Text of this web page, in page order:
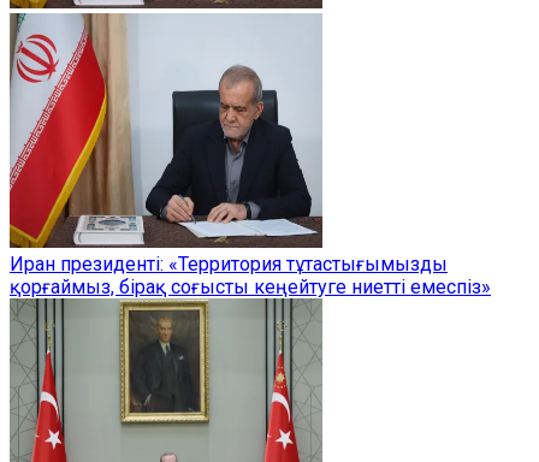
Иран президенті: «Территория тұтастығымызды
қорғаймыз, бірақ соғысты кеңейтуге ниетті емеспіз»